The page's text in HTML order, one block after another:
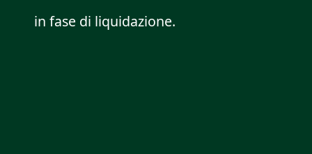
in fase di liquidazione.